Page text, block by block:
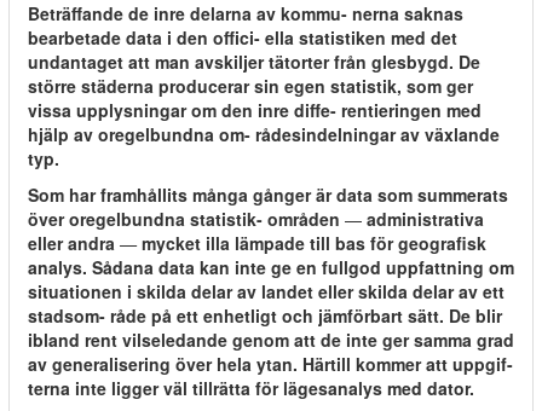
Beträffande de inre delarna av kommu- nerna saknas
bearbetade data i den offici- ella statistiken med det
undantaget att man avskiljer tätorter från glesbygd. De
större städerna producerar sin egen statistik, som ger
vissa upplysningar om den inre diffe- rentieringen med
hjälp av oregelbundna om- rådesindelningar av växlande
typ.
Som har framhållits många gånger är data som summerats
över oregelbundna statistik- områden — administrativa
eller andra —mycket illa lämpade till bas för geografisk
analys. Sådana data kan inte ge en fullgod uppfattning om
situationen i skilda delar av landet eller skilda delar av ett
stadsom- råde på ett enhetligt och jämförbart sätt. De blir
ibland rent vilseledande genom att de inte ger samma grad
av generalisering över hela ytan. Härtill kommer att uppgif-
terna inte ligger väl tillrätta för lägesanalys med dator.